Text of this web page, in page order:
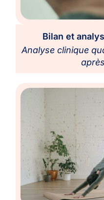
Bilan et
Analyse clinique